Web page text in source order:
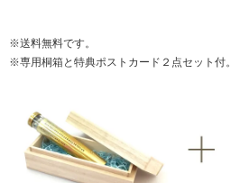
※送料無料です。
※専用桐箱と特典ポストカード２点セット付。